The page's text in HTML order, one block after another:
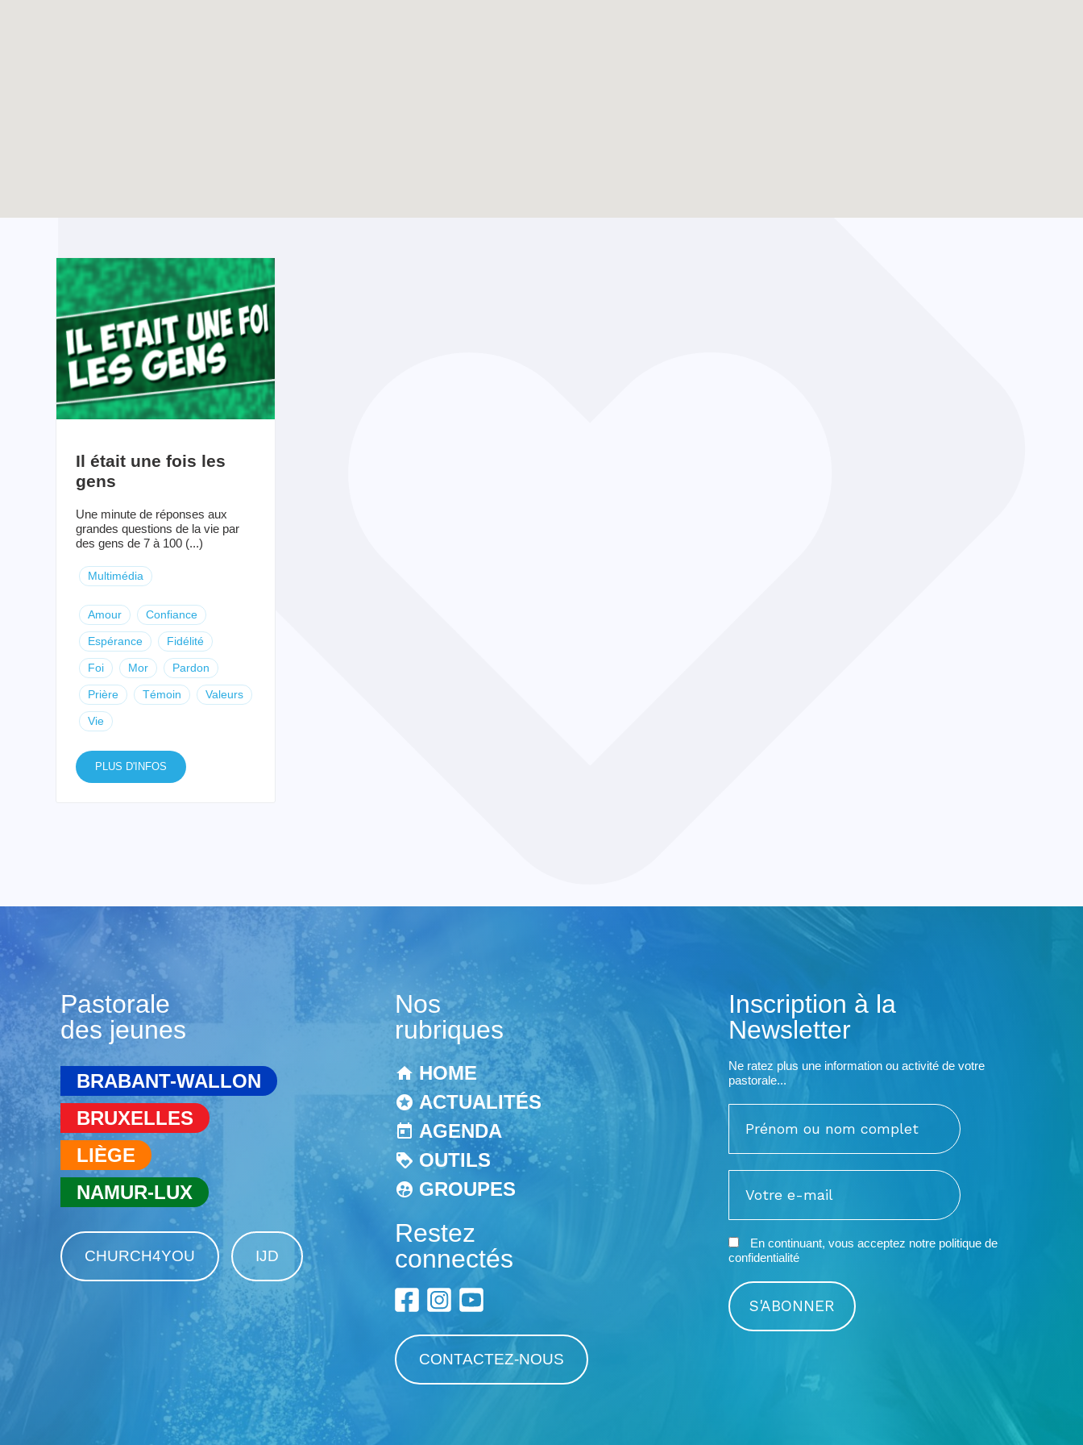
Il était une fois les
gens
Une minute de réponses aux
grandes questions de la vie par
des gens de 7 à 100 (...)
Multimédia
Amour Confiance
Espérance Fidélité
Foi Mor Pardon
Prière Témoin Valeurs
Vie
PLUS D'INFOS
Pastorale
des jeunes
BRABANT-WALLON
BRUXELLES
LIÈGE
NAMUR-LUX
CHURCH4YOU IJD
Nos
rubriques
HOME
ACTUALITÉS
AGENDA
OUTILS
GROUPES
Restez
connectés
CONTACTEZ-NOUS
Inscription à la
Newsletter
Ne ratez plus une information ou activité de votre
pastorale...
En continuant, vous acceptez notre politique de
confidentialité